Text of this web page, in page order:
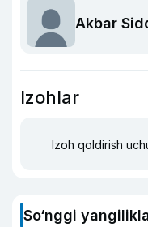
Akbar
Izohlar
Izoh qoldirish
So‘nggi